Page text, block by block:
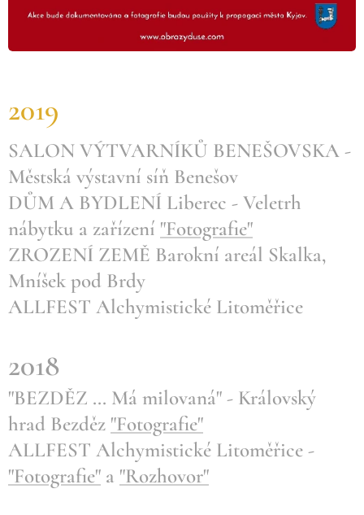
2019
SALON VÝTVARNÍKŮ BENEŠOVSKA -
Městská výstavní síň Benešov
DŮM A BYDLENÍ Liberec - Veletrh
nábytku a zařízení "Fotografie"
ZROZENÍ ZEMĚ Barokní areál Skalka,
Mníšek pod Brdy
ALLFEST Alchymistické Litoměřice
2018
"BEZDĚZ ... Má milovaná" - Královský
hrad Bezděz "Fotografie"
ALLFEST Alchymistické Litoměřice -
"Fotografie" a "Rozhovor"